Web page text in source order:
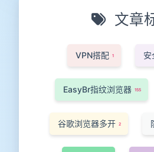
文章
VPN搭配 1 安
EasyBr指纹浏览器 155
谷歌浏览器多开 2